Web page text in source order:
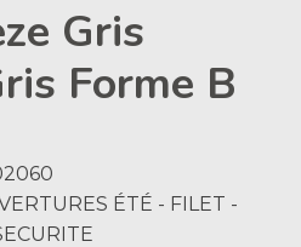
Gris
Forme B
ÉTÉ - FILET -